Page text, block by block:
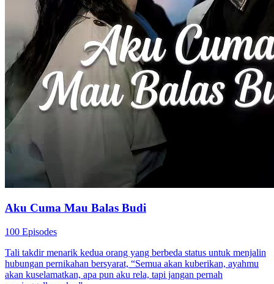
Aku Cuma Mau Balas Budi
100 Episodes
Tali takdir menarik kedua orang yang berbeda status untuk menjalin
hubungan pernikahan bersyarat, “Semua akan kuberikan, ayahmu
akan kuselamatkan, apa pun aku rela, tapi jangan pernah